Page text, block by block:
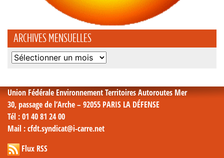
ARCHIVES MENSUELLES
Archives
Union Fédérale Environnement Territoires Autoroutes Mer
30, passage de l’Arche – 92055 PARIS LA DÉFENSE
Tél : 01 40 81 24 00
Mail : cfdt.syndicat@i-carre.net
Flux RSS